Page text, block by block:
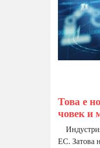
Това е
човек и
ЕС. Затова